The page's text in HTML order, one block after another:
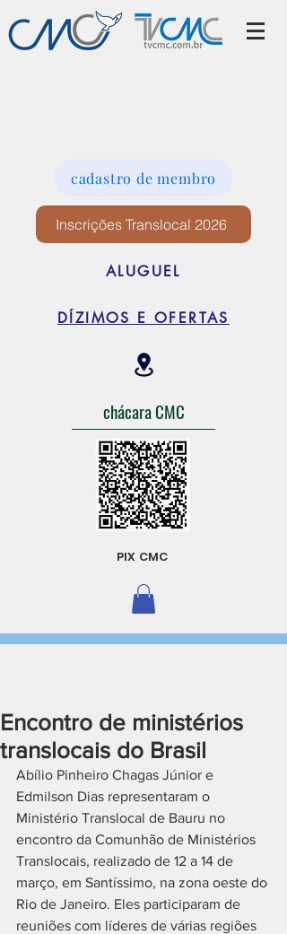
cadastro de membro
Inscrições Translocal 2026
ALUGUEL
DÍZIMOS E OFERTAS
chácara CMC
PIX CMC
Encontro de ministérios
translocais do Brasil
Abílio Pinheiro Chagas Júnior e
Edmilson Dias representaram o
Ministério Translocal de Bauru no
encontro da Comunhão de Ministérios
Translocais, realizado de 12 a 14 de
março, em Santíssimo, na zona oeste do
Rio de Janeiro. Eles participaram de
reuniões com líderes de várias regiões